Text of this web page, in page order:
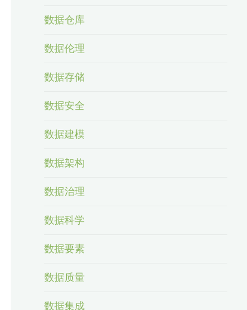
数据仓库
数据伦理
数据存储
数据安全
数据建模
数据架构
数据治理
数据科学
数据要素
数据质量
数据集成